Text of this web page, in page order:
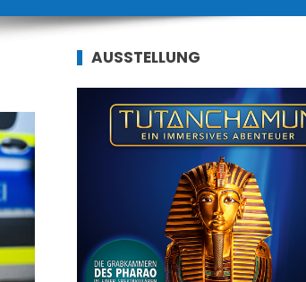
AUSSTELLUNG